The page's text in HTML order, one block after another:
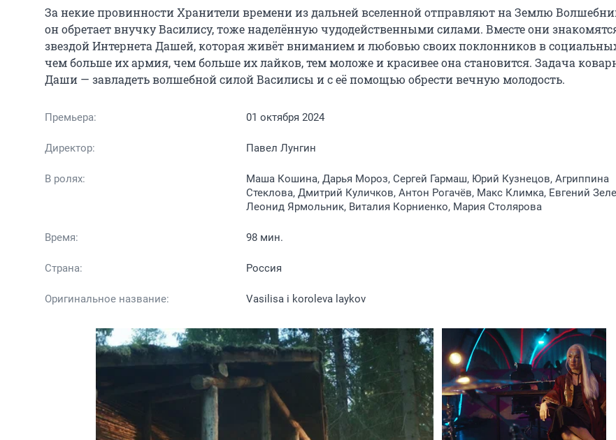
За некие провинности Хранители времени из дальней вселенной отправляют на Землю
он обретает внучку Василису, тоже наделённую чудодейственными силами. Вместе они
звездой Интернета Дашей, которая живёт вниманием и любовью своих поклонников в
чем больше их армия, чем больше их лайков, тем моложе и красивее она становится. Задача
Даши — завладеть волшебной силой Василисы и с её помощью обрести вечную молодость.
Премьера: 01 октября 2024
Директор: Павел Лунгин
В ролях:
Маша Кошина, Дарья Мороз, Сергей Гармаш, Юрий Кузнецов, Агриппина
Стеклова, Дмитрий Куличков, Антон Рогачёв, Макс Климка, Евгений
Леонид Ярмольник, Виталия Корниенко, Мария Столярова
Время: 98 мин.
Страна: Россия
Оригинальное название: Vasilisa i koroleva laykov